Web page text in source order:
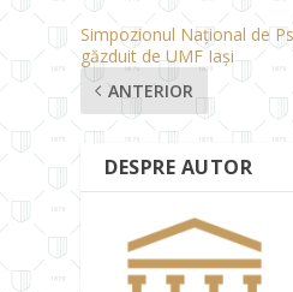
Simpozionul Național de
găzduit de UMF Iași
ANTERIOR
DESPRE AUTOR